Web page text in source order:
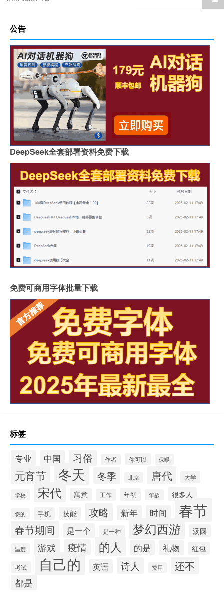
公告
DeepSeek全套部署资料免费下载
免费可商用字体批量下载
标签
专业 中国 习俗 作者 你可以 保暖
元宵节 冬天 冬季 北京 唐代 大学
学校 宋代 寓意 工作 年初 年龄 很多人
您的 手机 技能 攻略 新年 时间 春节
春节期间 是一个 是一种 梦幻西游 汤圆
温度 游戏 疫情 的人 的是 礼物 红包
考试 自己的 英语 诗人 费用 还不
都是